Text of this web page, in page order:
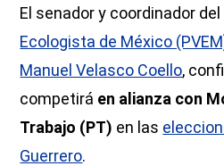
El senador y coordinador del
Ecologista de México
Manuel Velasco Coello,
competirá en alianza con
Trabajo (PT) en las
Guerrero.